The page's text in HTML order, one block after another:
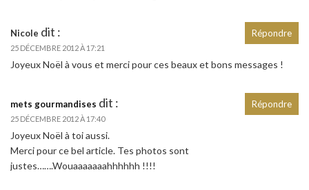
Nicole dit :
25 DÉCEMBRE 2012 À 17:21
Joyeux Noël à vous et merci pour ces beaux et bons messages !
Répondre
mets gourmandises dit :
25 DÉCEMBRE 2012 À 17:40
Joyeux Noël à toi aussi.
Merci pour ce bel article. Tes photos sont
justes…….Wouaaaaaaahhhhhh !!!!
Répondre